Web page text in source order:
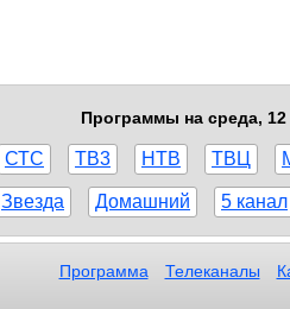
Программы на среда, 12
СТС ТВ3 НТВ ТВЦ
Звезда Домашний 5 канал
Программа Телеканалы